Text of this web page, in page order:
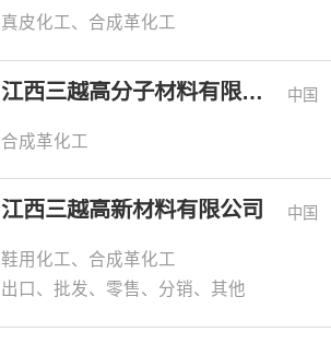
真皮化工、合成革化工
江西三越高分子材料有限公司 中国
合成革化工
江西三越高新材料有限公司 中国
鞋用化工、合成革化工
出口、批发、零售、分销、其他